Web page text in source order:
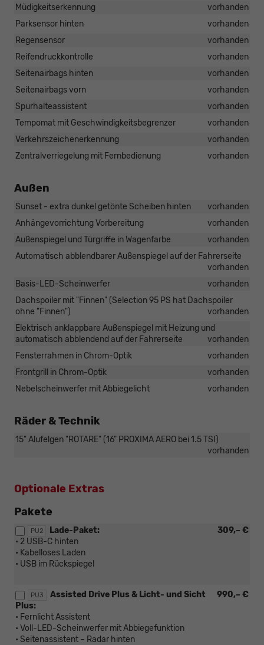
Müdigkeitserkennung
vorhanden
Parksensor hinten
vorhanden
Regensensor
vorhanden
Reifendruckkontrolle
vorhanden
Seitenairbags hinten
vorhanden
Seitenairbags vorn
vorhanden
Spurhalteassistent
vorhanden
Tempomat mit Geschwindigkeitsbegrenzer
vorhanden
Verkehrszeichenerkennung
vorhanden
Zentralverriegelung mit Fernbedienung
vorhanden
Außen
Sunset - extra dunkel getönte Scheiben hinten
vorhanden
Anhängevorrichtung Vorbereitung
vorhanden
Außenspiegel und Türgriffe in Wagenfarbe
vorhanden
Automatisch abblendbarer Außenspiegel auf der Fahrerseite
vorhanden
Basis-LED-Scheinwerfer
vorhanden
Dachspoiler mit "Finnen" (Selection 95 PS hat Dachspoiler
ohne "Finnen")
vorhanden
Elektrisch anklappbare Außenspiegel mit Heizung und
automatisch abblendend auf der Fahrerseite
vorhanden
Fensterrahmen in Chrom-Optik
vorhanden
Frontgrill in Chrom-Optik
vorhanden
Nebelscheinwerfer mit Abbiegelicht
vorhanden
Räder & Technik
15" Alufelgen "ROTARE" (16" PROXIMA AERO bei 1.5 TSI)
vorhanden
Optionale Extras
Pakete
PU2 309,– €
Lade-Paket:
• 2 USB-C hinten
• Kabelloses Laden
• USB im Rückspiegel
PU3 990,– €
Assisted Drive Plus & Licht- und Sicht
Plus:
• Fernlicht Assistent
• Voll-LED-Scheinwerfer mit Abbiegefunktion
• Seitenassistent – Radar hinten